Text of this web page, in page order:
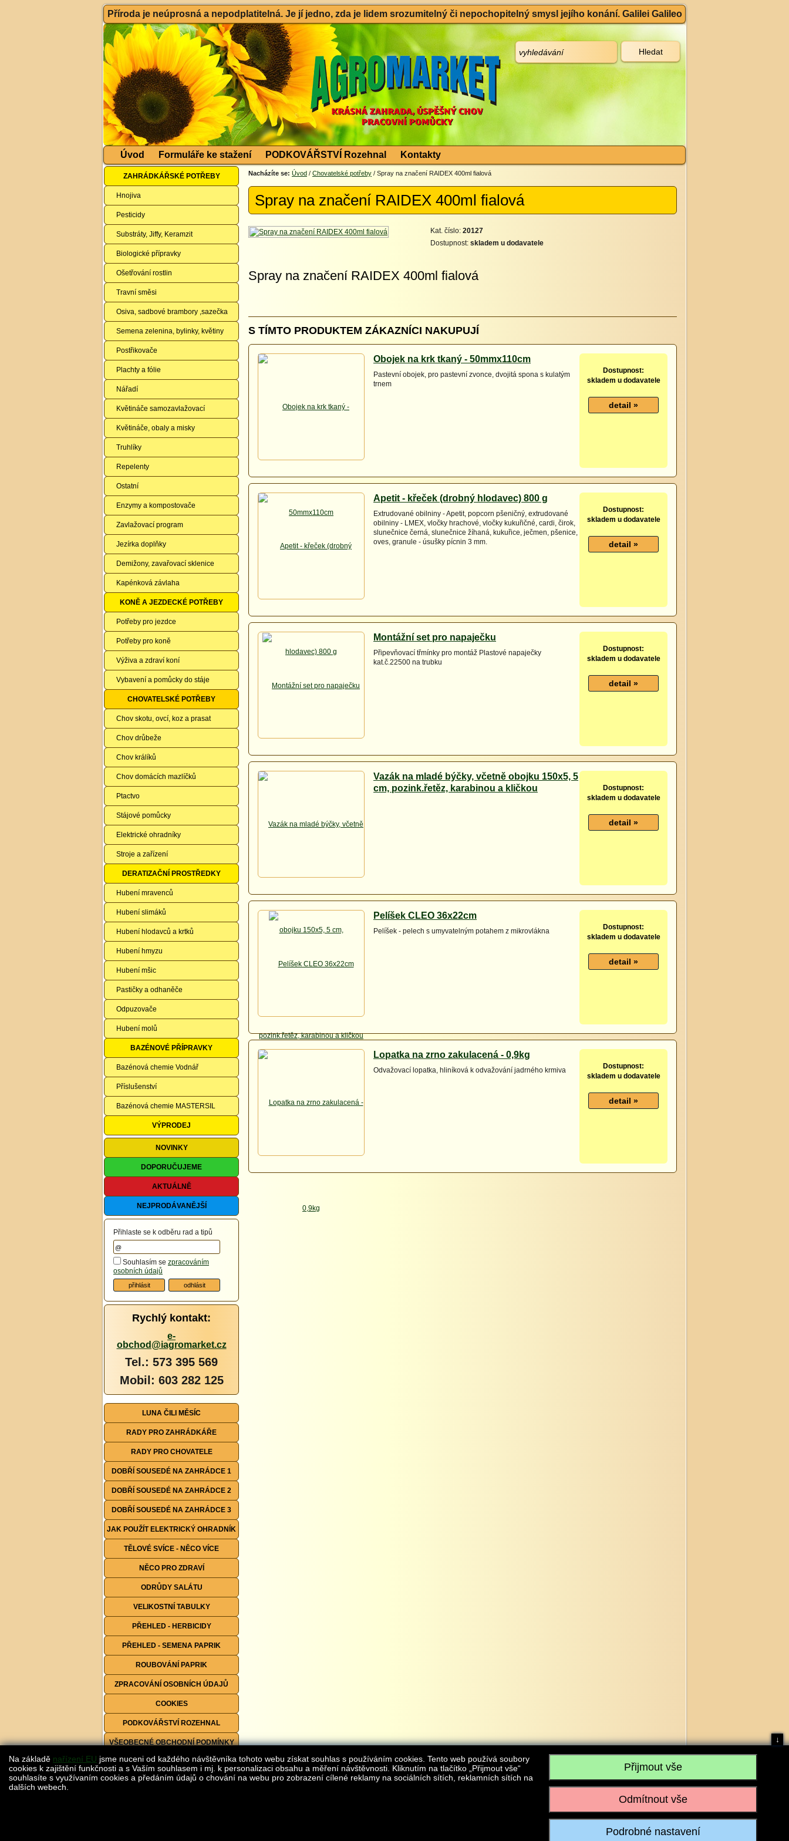
Příroda je neúprosná a nepodplatitelná. Je jí jedno, zda je lidem srozumitelný či nepochopitelný smysl jejího konání. Galilei Galileo
Úvod Formuláře ke stažení PODKOVÁŘSTVÍ Rozehnal Kontakty
ZAHRÁDKÁŘSKÉ POTŘEBY
Hnojiva
Pesticidy
Substráty, Jiffy, Keramzit
Biologické přípravky
Ošetřování rostlin
Travní směsi
Osiva, sadbové brambory ,sazečka
Semena zelenina, bylinky, květiny
Postřikovače
Plachty a fólie
Nářadí
Květináče samozavlažovací
Květináče, obaly a misky
Truhlíky
Repelenty
Ostatní
Enzymy a kompostovače
Zavlažovací program
Jezírka doplňky
Demižony, zavařovací sklenice
Kapénková závlaha
KONĚ A JEZDECKÉ POTŘEBY
Potřeby pro jezdce
Potřeby pro koně
Výživa a zdraví koní
Vybavení a pomůcky do stáje
CHOVATELSKÉ POTŘEBY
Chov skotu, ovcí, koz a prasat
Chov drůbeže
Chov králíků
Chov domácích mazlíčků
Ptactvo
Stájové pomůcky
Elektrické ohradníky
Stroje a zařízení
DERATIZAČNÍ PROSTŘEDKY
Hubení mravenců
Hubení slimáků
Hubení hlodavců a krtků
Hubení hmyzu
Hubení mšic
Pastičky a odhaněče
Odpuzovače
Hubení molů
BAZÉNOVÉ PŘÍPRAVKY
Bazénová chemie Vodnář
Příslušenství
Bazénová chemie MASTERSIL
VÝPRODEJ
NOVINKY
DOPORUČUJEME
AKTUÁLNĚ
NEJPRODÁVANĚJŠÍ
Přihlaste se k odběru rad a tipů
Souhlasím se zpracováním
osobních údajů
Rychlý kontakt:
e-
obchod@iagromarket.cz
Tel.: 573 395 569
Mobil: 603 282 125
LUNA ČILI MĚSÍC
RADY PRO ZAHRÁDKÁŘE
RADY PRO CHOVATELE
DOBŘÍ SOUSEDÉ NA ZAHRÁDCE 1
DOBŘÍ SOUSEDÉ NA ZAHRÁDCE 2
DOBŘÍ SOUSEDÉ NA ZAHRÁDCE 3
JAK POUŽÍT ELEKTRICKÝ OHRADNÍK
TĚLOVÉ SVÍCE - NĚCO VÍCE
NĚCO PRO ZDRAVÍ
ODRŮDY SALÁTU
VELIKOSTNÍ TABULKY
PŘEHLED - HERBICIDY
PŘEHLED - SEMENA PAPRIK
ROUBOVÁNÍ PAPRIK
ZPRACOVÁNÍ OSOBNÍCH ÚDAJŮ
COOKIES
PODKOVÁŘSTVÍ ROZEHNAL
VŠEOBECNÉ OBCHODNÍ PODMÍNKY
FORMULÁŘE KE STAŽENÍ
Nacházíte se: Úvod / Chovatelské potřeby / Spray na značení RAIDEX 400ml fialová
Spray na značení RAIDEX 400ml fialová
Kat. číslo: 20127
Dostupnost: skladem u dodavatele
Spray na značení RAIDEX 400ml fialová
S TÍMTO PRODUKTEM ZÁKAZNÍCI NAKUPUJÍ
Obojek na krk tkaný - 50mmx110cm
Pastevní obojek, pro pastevní zvonce, dvojitá spona s kulatým
trnem
Dostupnost:
skladem u dodavatele
Apetit - křeček (drobný hlodavec) 800 g
Extrudované obilniny - Apetit, popcorn pšeničný, extrudované
obilniny - LMEX, vločky hrachové, vločky kukuřičné, cardi, čirok,
slunečnice černá, slunečnice žíhaná, kukuřice, ječmen, pšenice,
oves, granule - úsušky pícnin 3 mm.
Dostupnost:
skladem u dodavatele
Montážní set pro napaječku
Připevňovací třmínky pro montáž Plastové napaječky
kat.č.22500 na trubku
Dostupnost:
skladem u dodavatele
Vazák na mladé býčky, včetně obojku 150x5, 5
cm, pozink.řetěz, karabinou a kličkou
Dostupnost:
skladem u dodavatele
Pelíšek CLEO 36x22cm
Pelíšek - pelech s umyvatelným potahem z mikrovlákna
Dostupnost:
skladem u dodavatele
Lopatka na zrno zakulacená - 0,9kg
Odvažovací lopatka, hliníková k odvažování jadrného krmiva
Dostupnost:
skladem u dodavatele
je AGROMARKET IRSI s.r.o., IČO: 28304845, se sídlem č.p. 17, 768 75 Loukov
Realizace:w-software.com
Na základě nařízení EU jsme nuceni od každého návštěvníka tohoto webu získat souhlas s používáním cookies. Tento web používá soubory
cookies k zajištění funkčnosti a s Vaším souhlasem i mj. k personalizaci obsahu a měření návštěvnosti. Kliknutím na tlačítko „Přijmout vše“
souhlasíte s využívaním cookies a předáním údajů o chování na webu pro zobrazení cílené reklamy na sociálních sítích, reklamních sítích na
dalších webech.
↓